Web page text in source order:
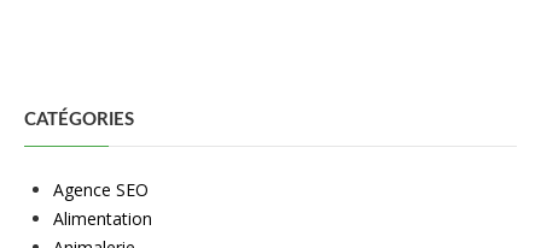
CATÉGORIES
Agence SEO
Alimentation